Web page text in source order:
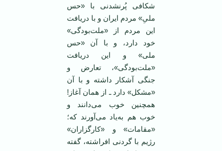
شکافی پُرنشدنی با «حس
ملیِ» مردم ایران و با دریافت
این مردم از «ملت‌بودگی»
خود دارد، و با آن «حس
ملی» و این دریافت
«ملت‌بودگی»، تعارض و
جنگی آشکار داشته و با آن
«مشکل» دارد ـ از همان آغاز!
همچنین خوب می‌دانند و
خوب هم به‌یاد می‌آورند که؛
«مقامات» و «کارگزاران»
رژیم با گردنی افراشته، گفته